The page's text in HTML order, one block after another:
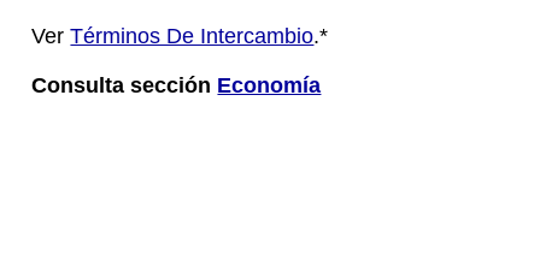
VerTérminos De Intercambio.*
Consulta sección Economía